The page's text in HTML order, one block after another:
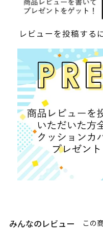
レビューを投稿する
みんなのレビュー この